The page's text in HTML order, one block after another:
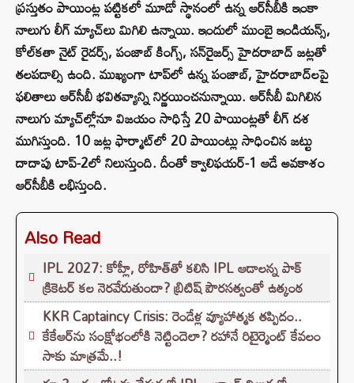
ప్రస్తుతం పాయింట్ల పట్టికలో మూడో స్థానంలో ఉన్న ఆర్‌సీబీకి ఇంకా
నాలుగు లీగ్ మ్యాచ్‌లు మిగిలి ఉన్నాయి. ఇందులో ముంబై ఇండియన్స్,
కోల్‌కతా నైట్ రైడర్స్, పంజాబ్ కింగ్స్, సన్‌రైజర్స్ హైదరాబాద్ జట్లతో
తలపడాల్సి ఉంది. ముఖ్యంగా టాప్‌లో ఉన్న పంజాబ్, హైదరాబాద్‌లపై
ఫలితాలు ఆర్‌సీబీ భవితవ్యాన్ని నిర్ణయించనున్నాయి. ఆర్‌సీబీ మిగిలిన
నాలుగు మ్యాచ్‌ల్లోనూ విజయం సాధిస్తే 20 పాయింట్లతో లీగ్ దశ
ముగిస్తుంది. 10 జట్ల ఫార్మాట్‌లో 20 పాయింట్లు సాధించిన జట్టు
దాదాపు టాప్-2లో నిలుస్తుంది. దీంతో క్వాలిఫయర్-1 ఆడే అవకాశం
ఆర్‌సీబీకి లభిస్తుంది.
Also Read
IPL 2027: కోహ్లీ, రోహిత్‌తో కలిసి IPL ఆడాలన్న పాక్‌
క్రికెటర్‌ కల నెరవేరుతుందా? బ్రిటిష్ పౌరసత్వంతో ఉత్కంఠ
KKR Captaincy Crisis: రెండేళ్ల వ్యూహాత్మక తప్పిదం..
కేకేఆర్‌ను సంక్షోభంలోకి నెట్టిందెలా? రహానే రిటైర్మెంట్ కేవలం
సాకు మాత్రమే..!